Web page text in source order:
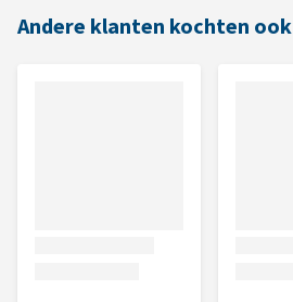
Andere klanten kochten ook